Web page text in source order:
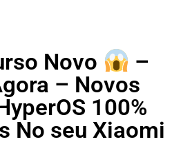
Novo
–
– Novos
100%
No seu Xiaomi